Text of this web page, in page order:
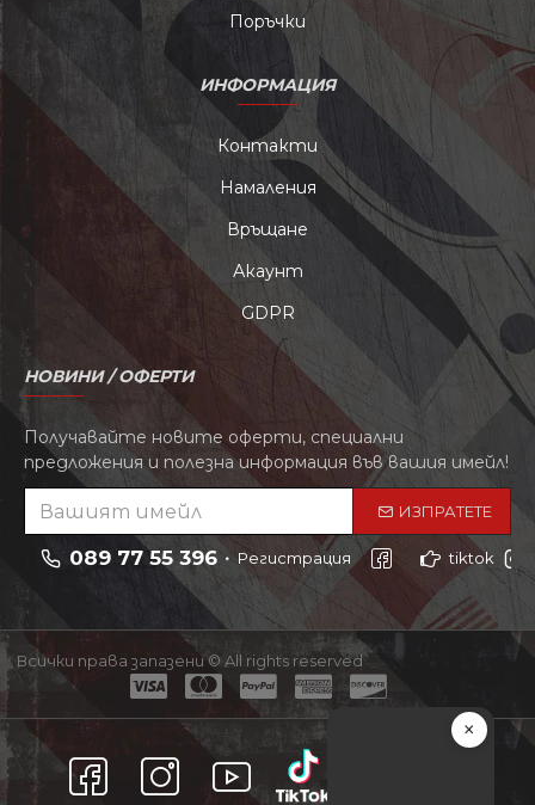
×
Поръчки
ИНФОРМАЦИЯ
Контакти
Намаления
Връщане
Акаунт
GDPR
НОВИНИ / ОФЕРТИ
Получавайте новите оферти, специални
предложения и полезна информация във вашия имейл!
ИЗПРАТЕТЕ
089 77 55 396 Регистрация tiktok
Всички права запазени © All rights reserved